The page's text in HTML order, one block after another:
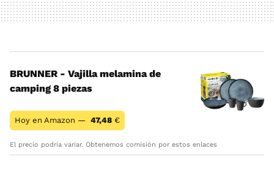
BRUNNER - Vajilla melamina de
camping 8 piezas
Hoy en Amazon — 47,48 €
El precio podría variar. Obtenemos comisión por estos enlaces